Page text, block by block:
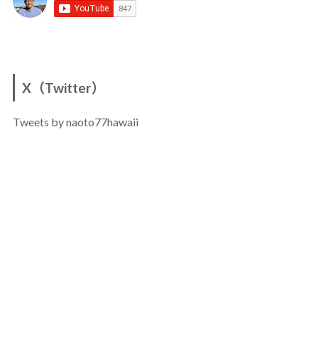
X（Twitter）
Tweets by naoto77hawaii